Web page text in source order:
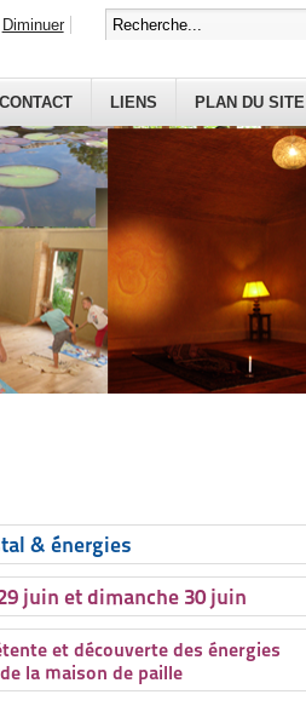
CONTACT LIENS PLAN DU SITE
Diminuer
& énergies
juin et dimanche 30 juin
et découverte des énergies
la maison de paille